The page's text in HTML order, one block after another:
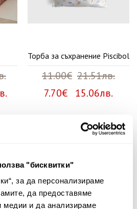
"бисквитки"
за да персонализираме
да предоставяме
медии и да анализираме
Торба за съхранение Piscibol
11.00€ 21.51лв.
7.70€ 15.06лв.
мнение